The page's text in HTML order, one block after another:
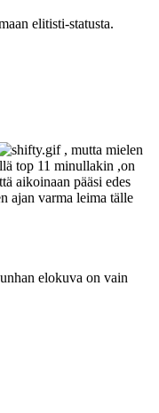
elitisti-statusta.
, mutta mielen
top 11 minullakin ,on
aikoinaan pääsi edes
ajan varma leima tälle
elokuva on vain